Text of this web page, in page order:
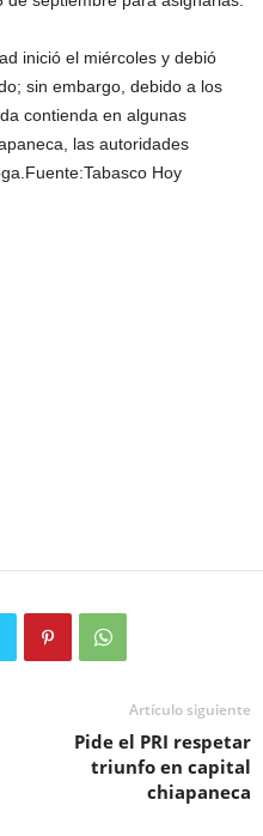
inició el miércoles y debió
sin embargo, debido a los
contienda en algunas
las autoridades
Hoy
Artículo siguiente
Pide el PRI respetar
triunfo en capital
chiapaneca